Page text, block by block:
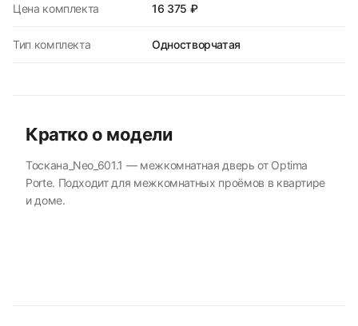
Цена комплекта 16 375 ₽
Тип комплекта Одностворчатая
Кратко о модели
Тоскана_Neo_601.1 — межкомнатная дверь от Optima
Porte. Подходит для межкомнатных проёмов в квартире
и доме.